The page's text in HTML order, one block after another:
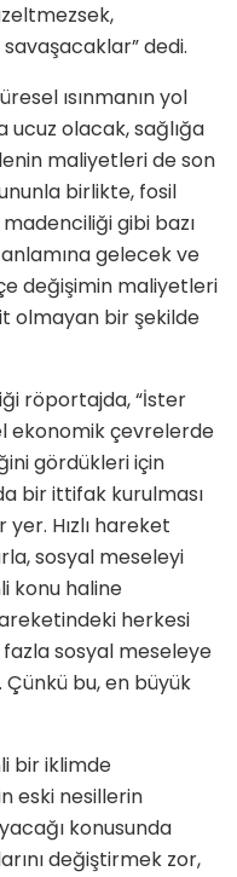
dedi.
ısınmanın yol
ucuz olacak, sağlığa
maliyetleri de son
birlikte, fosil
gibi bazı
gelecek ve
değişimin maliyetleri
olmayan bir şekilde
röportajda, “İster
ekonomik çevrelerde
gördükleri için
bir ittifak kurulması
Hızlı hareket
sosyal meseleyi
konu haline
herkesi
sosyal meseleye
bu, en büyük
bir iklimde
eski nesillerin
konusunda
değiştirmek zor,